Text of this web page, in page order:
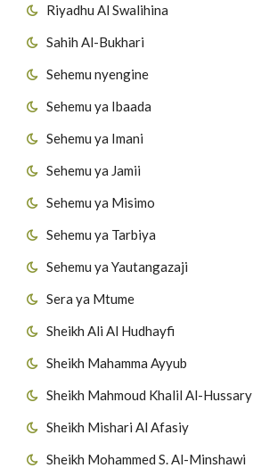
Riyadhu Al Swalihina
Sahih Al-Bukhari
Sehemu nyengine
Sehemu ya Ibaada
Sehemu ya Imani
Sehemu ya Jamii
Sehemu ya Misimo
Sehemu ya Tarbiya
Sehemu ya Yautangazaji
Sera ya Mtume
Sheikh Ali Al Hudhayfi
Sheikh Mahamma Ayyub
Sheikh Mahmoud Khalil Al-Hussary
Sheikh Mishari Al Afasiy
Sheikh Mohammed S. Al-Minshawi